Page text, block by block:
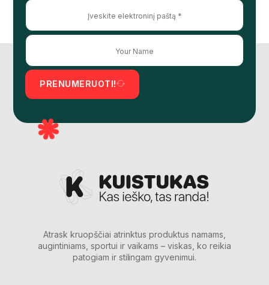
PRENUMERUOTI!
Atrask kruopščiai atrinktus produktus namams,
augintiniams, sportui ir vaikams – viskas, ko reikia
patogiam ir stilingam gyvenimui.